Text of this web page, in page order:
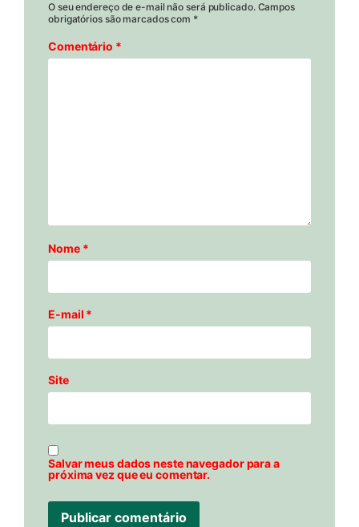
O seu endereço de e-mail não será publicado. Campos
obrigatórios são marcados com *
Comentário *
Nome *
E-mail *
Site
Salvar meus dados neste navegador para a
próxima vez que eu comentar.